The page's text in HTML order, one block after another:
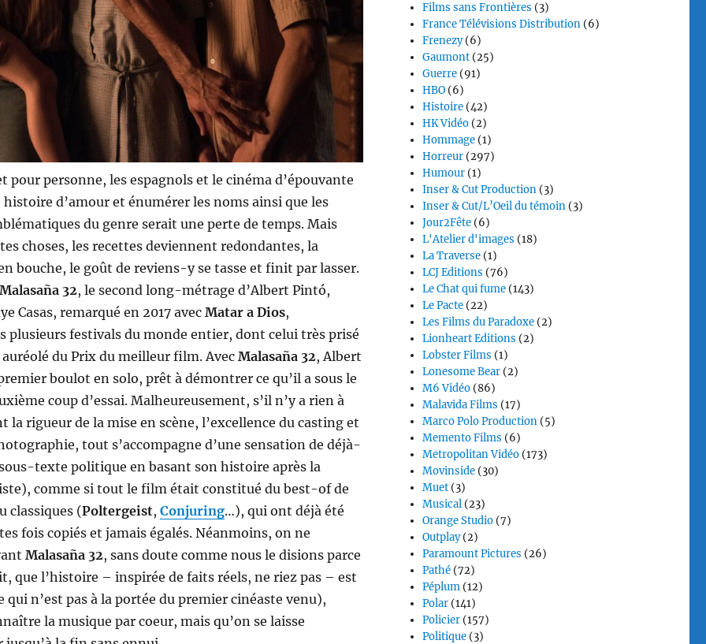
pour personne, les espagnols et le cinéma d’épouvante
histoire d’amour et énumérer les noms ainsi que les
du genre serait une perte de temps. Mais
choses, les recettes deviennent redondantes, la
bouche, le goût de reviens-y se tasse et finit par lasser.
Malasaña 32, le second long-métrage d’Albert Pintó,
Casas, remarqué en 2017 avec Matar a Dios,
plusieurs festivals du monde entier, dont celui très prisé
auréolé du Prix du meilleur film. Avec Malasaña 32, Albert
boulot en solo, prêt à démontrer ce qu’il a sous le
coup d’essai. Malheureusement, s’il n’y a rien à
la rigueur de la mise en scène, l’excellence du casting et
tout s’accompagne d’une sensation de déjà-
texte politique en basant son histoire après la
comme si tout le film était constitué du best-of de
classiques (Poltergeist, Conjuring…), qui ont déjà été
fois copiés et jamais égalés. Néanmoins, on ne
Malasaña 32, sans doute comme nous le disions parce
que l’histoire – inspirée de faits réels, ne riez pas – est
qui n’est pas à la portée du premier cinéaste venu),
la musique par coeur, mais qu’on se laisse
Films sans Frontières (3)
France Télévisions Distribution (6)
Frenezy(6)
Gaumont (25)
Guerre (91)
HBO (6)
Histoire (42)
HK Vidéo (2)
Hommage (1)
Horreur (297)
Humour (1)
Inser & Cut Production (3)
Inser & Cut/L’Oeil du témoin (3)
Jour2Fête (6)
L'Atelier d'images (18)
La Traverse (1)
LCJ Editions (76)
Le Chat qui fume (143)
Le Pacte (22)
Les Films du Paradoxe (2)
Lionheart Editions (2)
Lobster Films (1)
Lonesome Bear (2)
M6 Vidéo (86)
Malavida Films (17)
Marco Polo Production (5)
Memento Films (6)
Metropolitan Vidéo (173)
Movinside (30)
Muet (3)
Musical (23)
Orange Studio (7)
Outplay(2)
Paramount Pictures (26)
Pathé (72)
Péplum (12)
Polar (141)
Policier (157)
Politique (3)